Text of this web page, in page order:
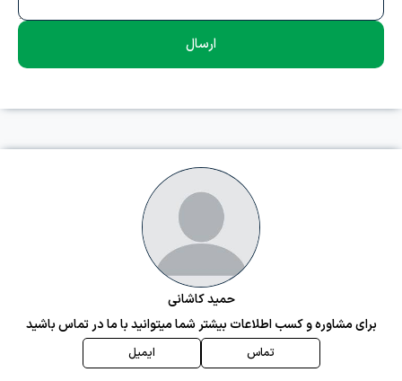
ارسال
حمید کاشانی
برای مشاوره و کسب اطلاعات بیشتر شما میتوانید با ما در تماس باشید
تماس ایمیل